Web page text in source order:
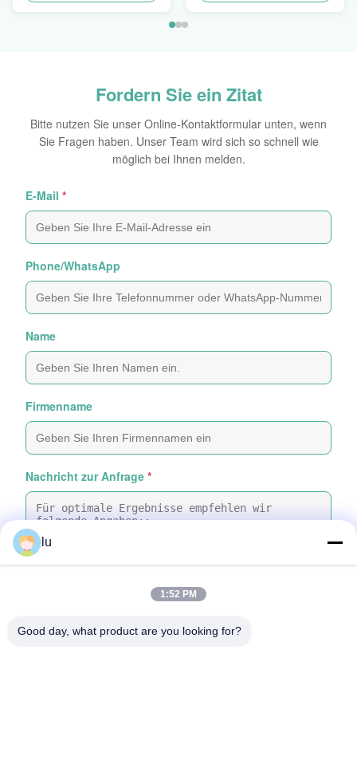
Fordern Sie ein Zitat
Bitte nutzen Sie unser Online-Kontaktformular unten, wenn
Sie Fragen haben. Unser Team wird sich so schnell wie
möglich bei Ihnen melden.
E-Mail *
Phone/WhatsApp
Name
Firmenname
Nachricht zur Anfrage *
lu
1:52 PM
Good day, what product are you looking for?